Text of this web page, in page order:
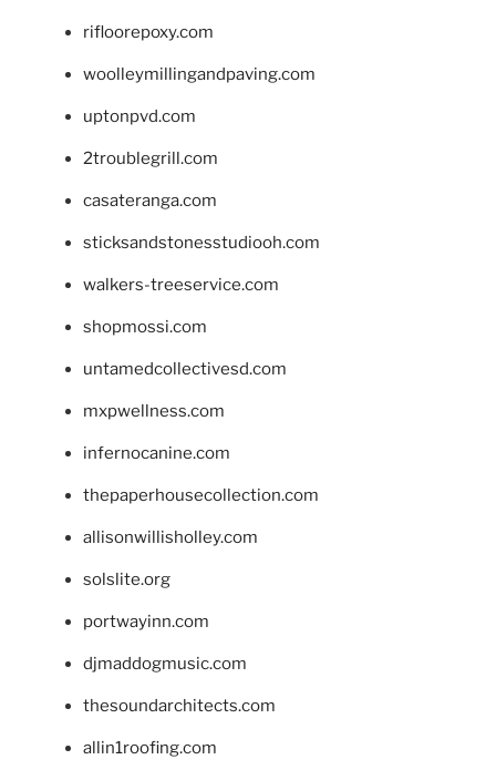
rifloorepoxy.com
woolleymillingandpaving.com
uptonpvd.com
2troublegrill.com
casateranga.com
sticksandstonesstudiooh.com
walkers-treeservice.com
shopmossi.com
untamedcollectivesd.com
mxpwellness.com
infernocanine.com
thepaperhousecollection.com
allisonwillisholley.com
solslite.org
portwayinn.com
djmaddogmusic.com
thesoundarchitects.com
allin1roofing.com